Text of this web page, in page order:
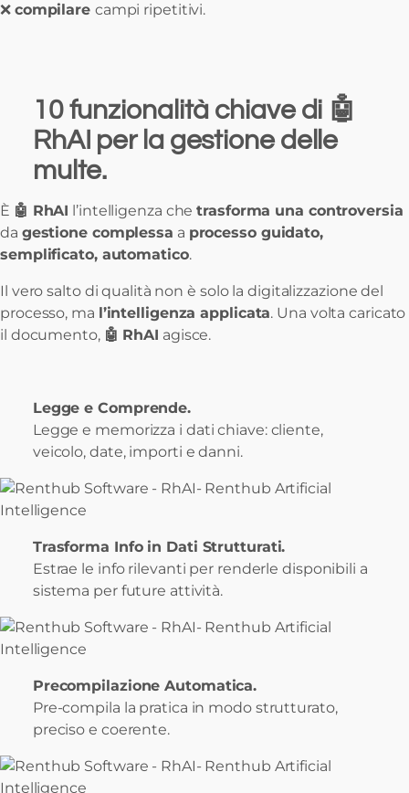
❌ compilare campi ripetitivi.
10 funzionalità chiave di 🤖
RhAI per la gestione delle
multe.
È 🤖 RhAI l’intelligenza chetrasforma una controversia
da gestione complessa a processo guidato,
semplificato, automatico.
Il vero salto di qualità non è solo la digitalizzazione del
processo, ma l’intelligenza applicata. Una volta caricato
il documento, 🤖 RhAI agisce.
Legge e Comprende.
Legge e memorizza i dati chiave: cliente,
veicolo, date, importi e danni.
Trasforma Info in Dati Strutturati.
Estrae le info rilevanti per renderle disponibili a
sistema per future attività.
Precompilazione Automatica.
Pre-compila la pratica in modo strutturato,
preciso e coerente.